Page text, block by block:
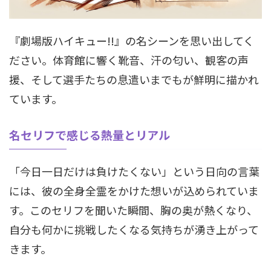
『劇場版ハイキュー!!』の名シーンを思い出してく
ださい。体育館に響く靴音、汗の匂い、観客の声
援、そして選手たちの息遣いまでもが鮮明に描かれ
ています。
名セリフで感じる熱量とリアル
「今日一日だけは負けたくない」という日向の言葉
には、彼の全身全霊をかけた想いが込められていま
す。このセリフを聞いた瞬間、胸の奥が熱くなり、
自分も何かに挑戦したくなる気持ちが湧き上がって
きます。